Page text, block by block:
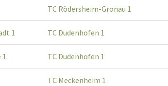
TC Rödersheim-Gronau 1
1 TC Dudenhofen 1
1 TC Dudenhofen 1
TC Meckenheim 1